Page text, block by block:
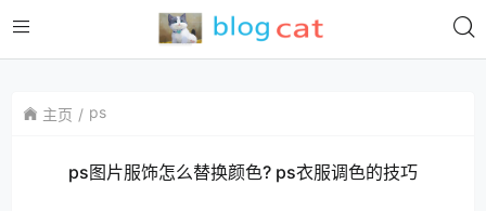
主页 ps
ps图片服饰怎么替换颜色? ps衣服调色的技巧